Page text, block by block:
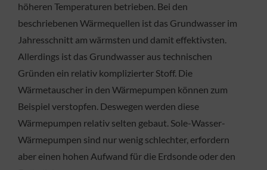
höheren Temperaturen betrieben. Bei den
beschriebenen Wärmequellen ist das Grundwasser im
Jahresschnitt am wärmsten und damit effektivsten.
Allerdings ist das Grundwasser aus technischen
Gründen ein relativ komplizierter Stoff. Die
Wärmetauscher in den Wärmepumpen können zum
Beispiel verstopfen. Deswegen werden diese
Wärmepumpen relativ selten gebaut. Sole-Wasser-
Wärmepumpen sind nur wenig schlechter, erfordern
aber einen hohen Aufwand für die Erdsonde oder den